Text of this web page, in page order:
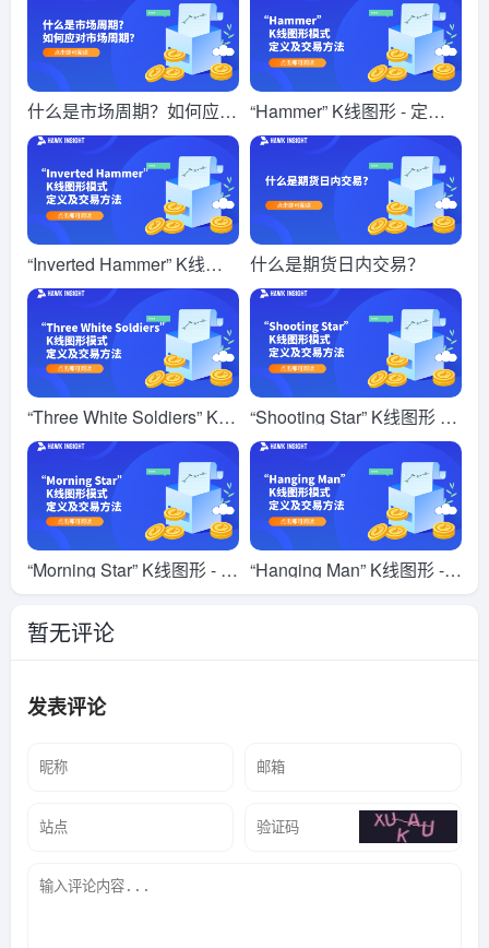
什么是市场周期？如何应对
市场周期？
“Hammer” K线图形 - 定义
及交易方法
“Inverted Hammer” K线图
形 - 定义及交易方法
什么是期货日内交易？
“Three White Soldiers” K线
图形 - 定义及交易方法
“Shooting Star” K线图形 -
定义及交易方法
“Morning Star” K线图形 - 定
义及交易方法
“Hanging Man” K线图形 -
定义及交易方法
暂无评论
发表评论